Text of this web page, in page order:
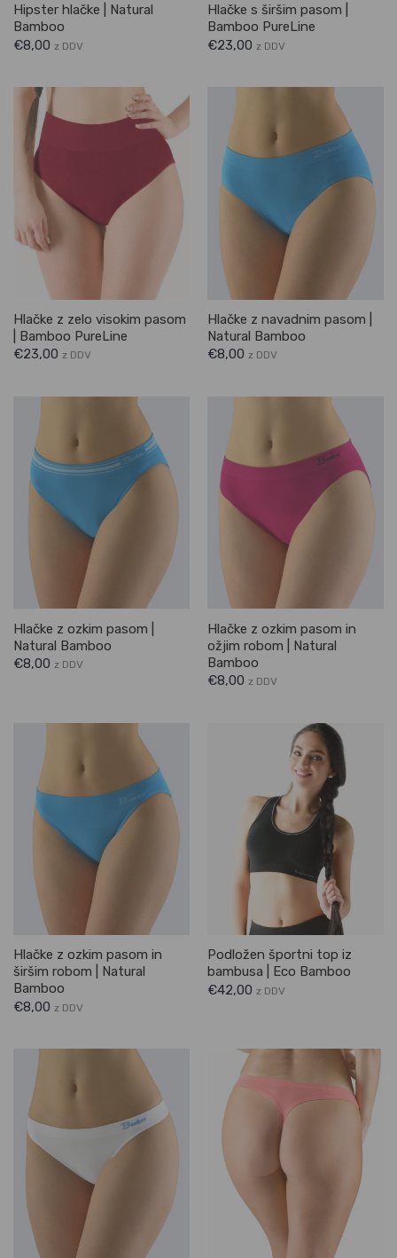
Hipster hlačke | Natural
Bamboo
€8,00 z DDV
Hlačke s širšim pasom |
Bamboo PureLine
€23,00 z DDV
Hlačke z zelo visokim pasom
| Bamboo PureLine
€23,00 z DDV
Hlačke z navadnim pasom |
Natural Bamboo
€8,00 z DDV
Hlačke z ozkim pasom |
Natural Bamboo
€8,00 z DDV
Hlačke z ozkim pasom in
ožjim robom | Natural
Bamboo
€8,00 z DDV
Hlačke z ozkim pasom in
širšim robom | Natural
Bamboo
€8,00 z DDV
Podložen športni top iz
bambusa | Eco Bamboo
€42,00 z DDV